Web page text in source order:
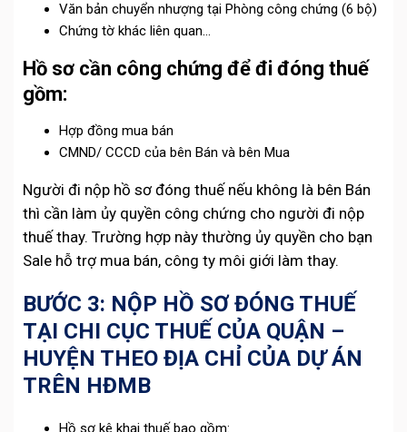
Văn bản chuyển nhượng tại Phòng công chứng (6 bộ)
Chứng tờ khác liên quan…
Hồ sơ cần công chứng để đi đóng thuế
gồm:
Hợp đồng mua bán
CMND/ CCCD của bên Bán và bên Mua
Người đi nộp hồ sơ đóng thuế nếu không là bên Bán
thì cần làm ủy quyền công chứng cho người đi nộp
thuế thay. Trường hợp này thường ủy quyền cho bạn
Sale hỗ trợ mua bán, công ty môi giới làm thay.
BƯỚC 3: NỘP HỒ SƠ ĐÓNG THUẾ
TẠI CHI CỤC THUẾ CỦA QUẬN –
HUYỆN THEO ĐỊA CHỈ CỦA DỰ ÁN
TRÊN HĐMB
Hồ sơ kê khai thuế bao gồm: